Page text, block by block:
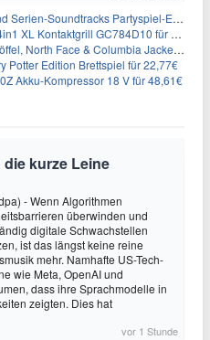
Soundtracks Partyspiel-Erweiterung für 6,99€
XL Kontaktgrill GC784D10 für 239,99€
North Face & Columbia Jacken ab 39,60€
Potter Edition Brettspiel für 22,77€
Akku-Kompressor 18 V für 48,61€
kurze Leine
- Wenn Algorithmen
überwinden und
digitale Schwachstellen
ist das längst keine reine
mehr. Namhafte US-Tech-
wie Meta, OpenAI und
dass ihre Sprachmodelle in
zeigten. Dies hat
vor 1 Stunde